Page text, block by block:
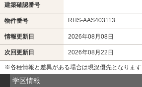
建築確認番号
物件番号 RHS-AAS403113
情報更新日 2026年08月08日
次回更新日 2026年08月22日
※各種情報と差異がある場合は現況優先となります
学区情報